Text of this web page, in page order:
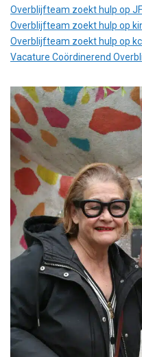
Overblijfteam zoekt hulp op
Overblijfteam zoekt hulp op
Overblijfteam zoekt hulp op
Vacature Coördinerend